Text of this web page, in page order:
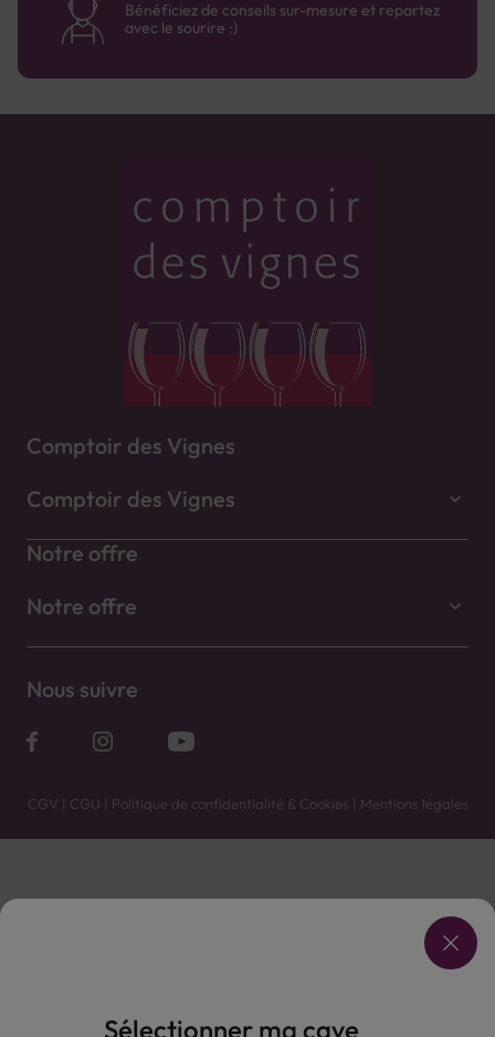
Bénéficiez de conseils sur-mesure et repartez
avec le sourire :)
Comptoir des Vignes
Comptoir des Vignes
Notre offre
Notre offre
Nous suivre
CGV | CGU | Politique de confidentialité & Cookies | Mentions légales
Vente uniquement en caves. Contactez votre caviste pour plus de renseignements.
L'ABUS D'ALCOOL EST DANGEREUX POUR LA SANTÉ, À CONSOMMER AVEC MODÉRATION.
Sélectionner ma cave